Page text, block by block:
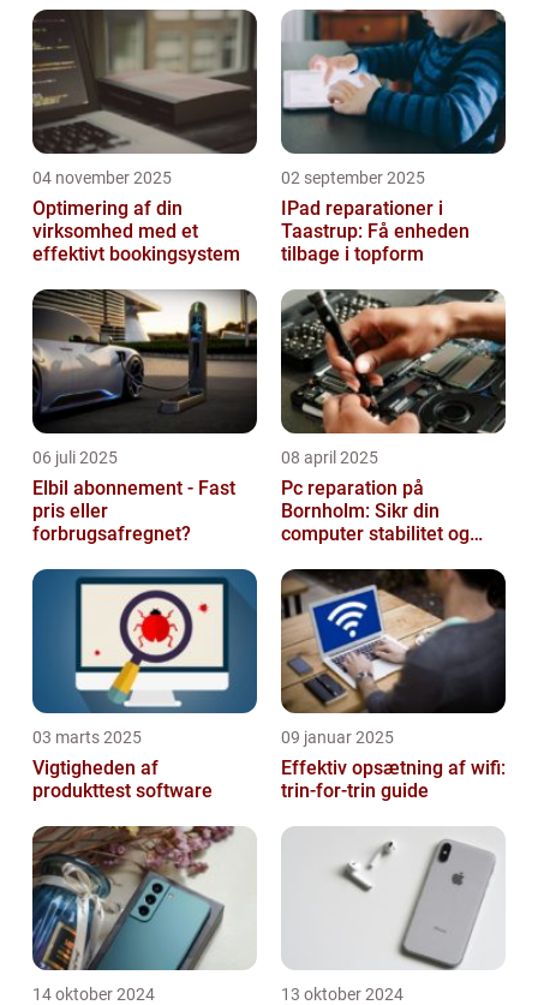
tvivl en af de mest kendte og brugte. ...
04 november 2025
Optimering af din
virksomhed med et
effektivt bookingsystem
02 september 2025
IPad reparationer i
Taastrup: Få enheden
tilbage i topform
06 juli 2025
Elbil abonnement - Fast
pris eller
forbrugsafregnet?
08 april 2025
Pc reparation på
Bornholm: Sikr din
computer stabilitet og
03 marts 2025
Vigtigheden af
produkttest software
09 januar 2025
Effektiv opsætning af wifi:
trin-for-trin guide
14 oktober 2024 13 oktober 2024